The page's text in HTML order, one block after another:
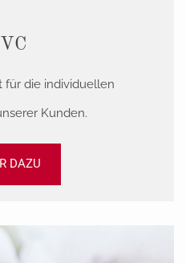
für die individuellen
Kunden.
DAZU